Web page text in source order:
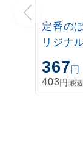
定番の
リジナ
ポール
伸縮式 白
367円
403円 税込